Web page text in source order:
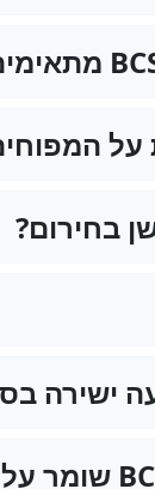
על
בחירום?
ישירה